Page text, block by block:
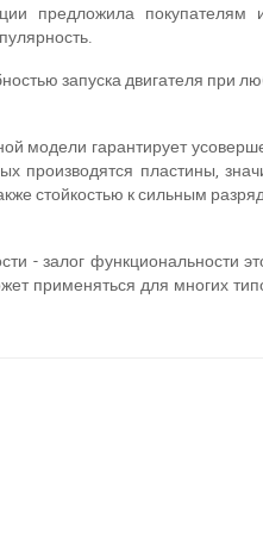
предложила покупателям
запуска двигателя при
модели гарантирует
производятся пластины,
стойкостью к сильным
- залог функциональности
применяться для многих